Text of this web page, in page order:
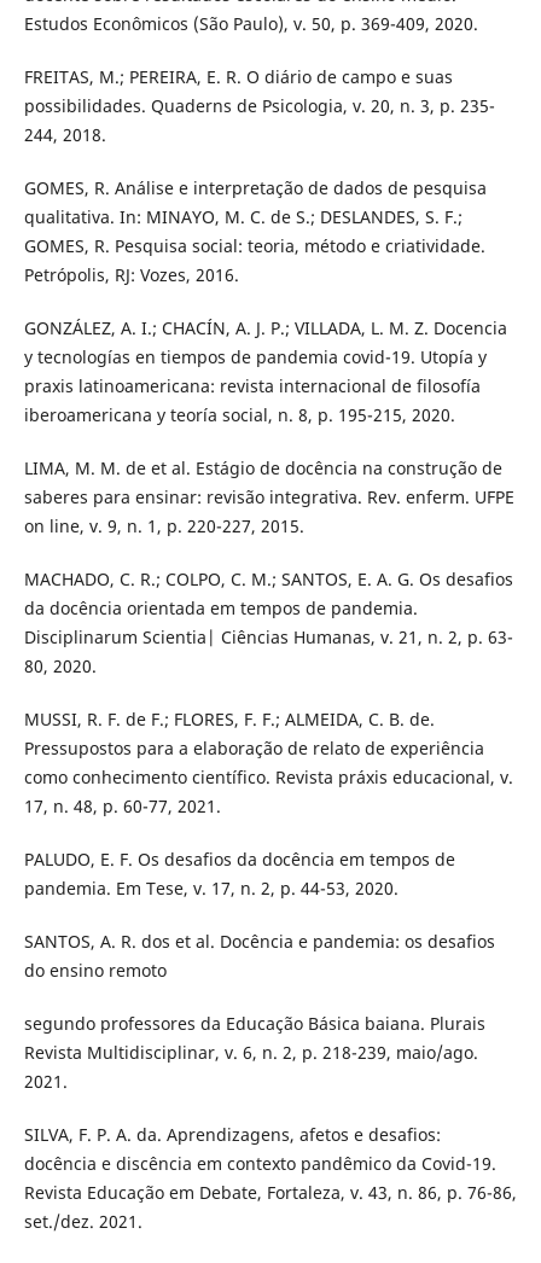
Estudos Econômicos (São Paulo), v. 50, p. 369-409, 2020.
FREITAS, M.; PEREIRA, E. R. O diário de campo e suas
possibilidades. Quaderns de Psicologia, v. 20, n. 3, p. 235-
244, 2018.
GOMES, R. Análise e interpretação de dados de pesquisa
qualitativa. In: MINAYO, M. C. de S.; DESLANDES, S. F.;
GOMES, R. Pesquisa social: teoria, método e criatividade.
Petrópolis, RJ: Vozes, 2016.
GONZÁLEZ, A. I.; CHACÍN, A. J. P.; VILLADA, L. M. Z. Docencia
y tecnologías en tiempos de pandemia covid-19. Utopía y
praxis latinoamericana: revista internacional de filosofía
iberoamericana y teoría social, n. 8, p. 195-215, 2020.
LIMA, M. M. de et al. Estágio de docência na construção de
saberes para ensinar: revisão integrativa. Rev. enferm. UFPE
on line, v. 9, n. 1, p. 220-227, 2015.
MACHADO, C. R.; COLPO, C. M.; SANTOS, E. A. G. Os desafios
da docência orientada em tempos de pandemia.
Disciplinarum Scientia| Ciências Humanas, v. 21, n. 2, p. 63-
80, 2020.
MUSSI, R. F. de F.; FLORES, F. F.; ALMEIDA, C. B. de.
Pressupostos para a elaboração de relato de experiência
como conhecimento científico. Revista práxis educacional, v.
17, n. 48, p. 60-77, 2021.
PALUDO, E. F. Os desafios da docência em tempos de
pandemia. Em Tese, v. 17, n. 2, p. 44-53, 2020.
SANTOS, A. R. dos et al. Docência e pandemia: os desafios
do ensino remoto
segundo professores da Educação Básica baiana. Plurais
Revista Multidisciplinar, v. 6, n. 2, p. 218-239, maio/ago.
2021.
SILVA, F. P. A. da. Aprendizagens, afetos e desafios:
docência e discência em contexto pandêmico da Covid-19.
Revista Educação em Debate, Fortaleza, v. 43, n. 86, p. 76-86,
set./dez. 2021.